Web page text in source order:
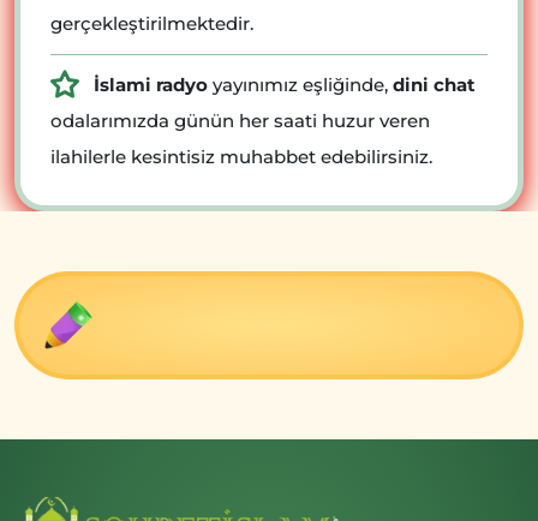
gerçekleştirilmektedir.
İslami radyo yayınımız eşliğinde, dini chat
odalarımızda günün her saati huzur veren
ilahilerle kesintisiz muhabbet edebilirsiniz.